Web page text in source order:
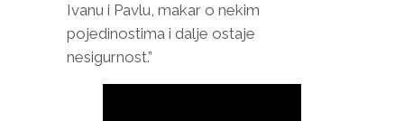
Ivanu i Pavlu, makar o nekim
pojedinostima i dalje ostaje
nesigurnost.”